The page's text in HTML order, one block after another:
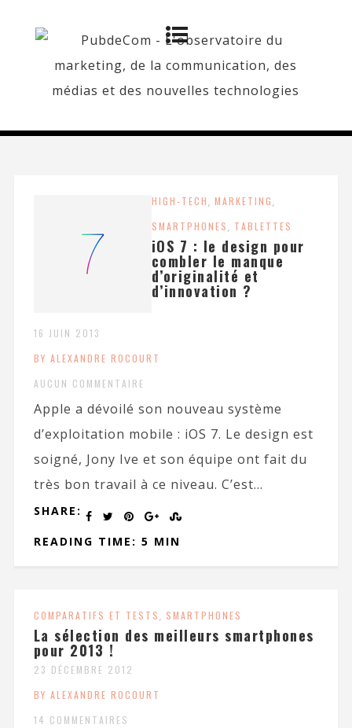
HIGH-TECH, MARKETING,
SMARTPHONES, TABLETTES
iOS 7 : le design pour
combler le manque
d’originalité et
d’innovation ?
16 JUIN 2013
BY ALEXANDRE ROCOURT
AUCUN COMMENTAIRE
Apple a dévoilé son nouveau système
d’exploitation mobile : iOS 7. Le design est
soigné, Jony Ive et son équipe ont fait du
très bon travail à ce niveau. C’est...
SHARE:
READING TIME: 5 MIN
COMPARATIFS ET TESTS, SMARTPHONES
La sélection des meilleurs smartphones
pour 2013 !
23 DÉCEMBRE 2012
BY ALEXANDRE ROCOURT
14 COMMENTAIRES